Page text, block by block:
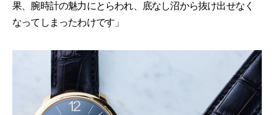
果、腕時計の魅力にとらわれ、底なし沼から抜け出せなく
なってしまったわけです」